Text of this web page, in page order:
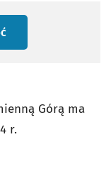
Górą ma
r.